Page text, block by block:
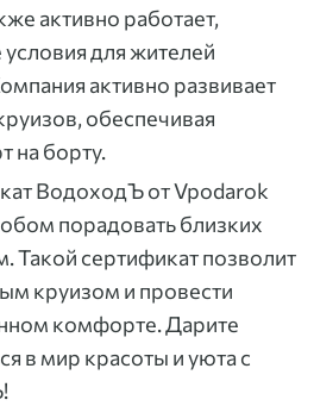
активно работает,
для жителей
активно развивает
обеспечивая
на борту.
ВодоходЪ от Vpodarok
порадовать близких
Такой сертификат позволит
круизом и провести
комфорте. Дарите
в мир красоты и уюта с